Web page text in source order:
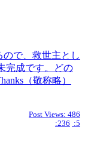
で、救世主とし
完成です。どの
（敬称略）
Post Views: 486
:236 :5